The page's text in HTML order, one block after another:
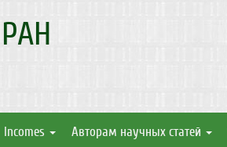
Incomes Авторам научных статей